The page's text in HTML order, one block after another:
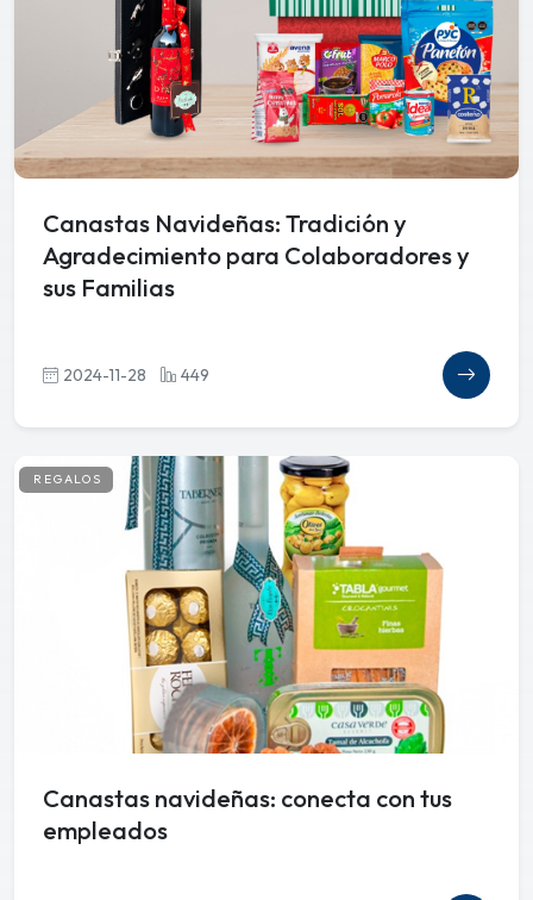
Canastas Navideñas: Tradición y
Agradecimiento para Colaboradores y
sus Familias
2024-11-28 449
REGALOS
Canastas navideñas: conecta con tus
empleados